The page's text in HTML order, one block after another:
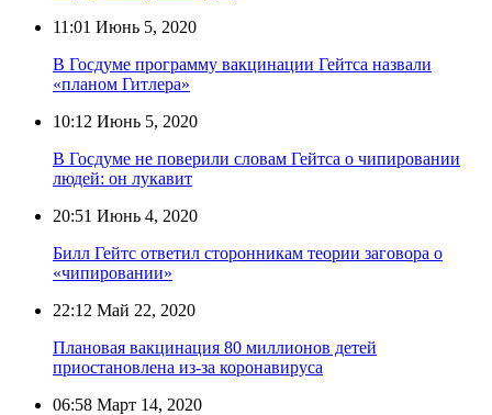
11:01 Июнь 5, 2020
В Госдуме программу вакцинации Гейтса назвали
«планом Гитлера»
10:12 Июнь 5, 2020
В Госдуме не поверили словам Гейтса о чипировании
людей: он лукавит
20:51 Июнь 4, 2020
Билл Гейтс ответил сторонникам теории заговора о
«чипировании»
22:12 Май 22, 2020
Плановая вакцинация 80 миллионов детей
приостановлена из-за коронавируса
06:58 Март 14, 2020